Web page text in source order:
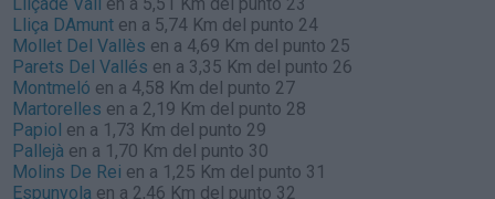
Lliça DAmunt en a 5,74 Km del punto 24
Mollet Del Vallès en a 4,69 Km del punto 25
Parets Del Vallés en a 3,35 Km del punto 26
Montmeló en a 4,58 Km del punto 27
Martorelles en a 2,19 Km del punto 28
Papiol en a 1,73 Km del punto 29
Pallejà en a 1,70 Km del punto 30
Molins De Rei en a 1,25 Km del punto 31
Espunyola en a 2,46 Km del punto 32